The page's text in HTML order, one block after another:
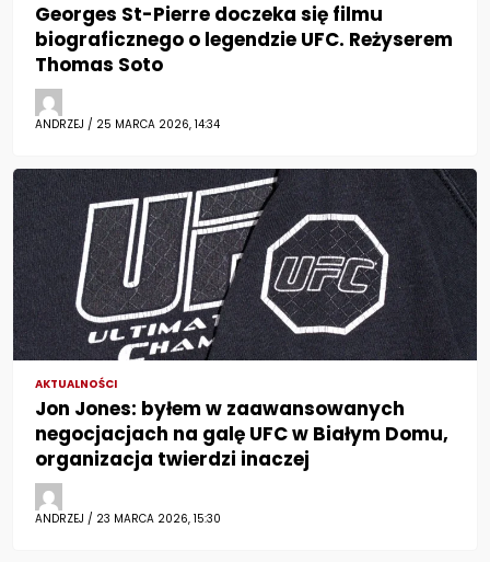
Georges St-Pierre doczeka się filmu
biograficznego o legendzie UFC. Reżyserem
Thomas Soto
ANDRZEJ / 25 MARCA 2026, 14:34
AKTUALNOŚCI
Jon Jones: byłem w zaawansowanych
negocjacjach na galę UFC w Białym Domu,
organizacja twierdzi inaczej
ANDRZEJ / 23 MARCA 2026, 15:30